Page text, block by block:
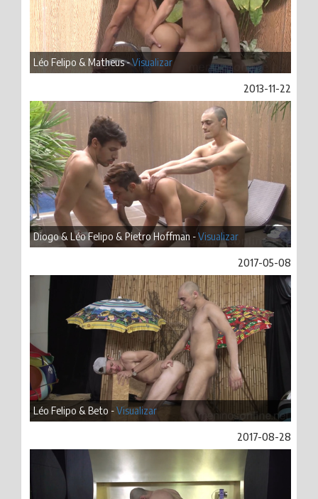
Léo Felipo & Matheus -Visualizar
2013-11-22
Diogo & Léo Felipo & Pietro Hoffman -Visualizar
2017-05-08
Léo Felipo & Beto -Visualizar
2017-08-28